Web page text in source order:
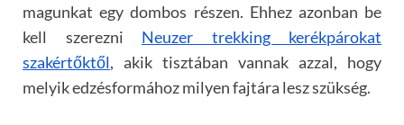
magunkat egy dombos részen. Ehhez azonban be
kell szerezni Neuzer trekking kerékpárokat
szakértőktől, akik tisztában vannak azzal, hogy
melyik edzésformához milyen fajtára lesz szükség.